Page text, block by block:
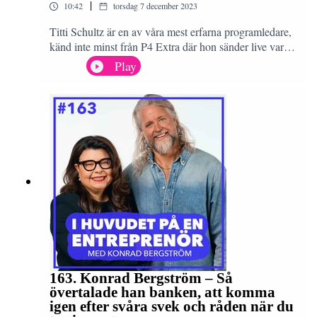
10:42 | torsdag 7 december 2023
Titti Schultz är en av våra mest erfarna programledare,
känd inte minst från P4 Extra där hon sänder live varje
vecka. Få kan som Titti parera lättsamheter med att
rapportera om stora världshändelser. Jag menar att hon
kan få stenar att prata. Titti berättar hur man håller i
gång ett samtal och vad man ska tänka på när man
pratar inför andra. Det här avsnittet är ett måste för dig
som vill bli en bättre nätverkare och säljare.
Play
163. Konrad Bergström – Så
övertalade han banken, att komma
igen efter svåra svek och råden när du